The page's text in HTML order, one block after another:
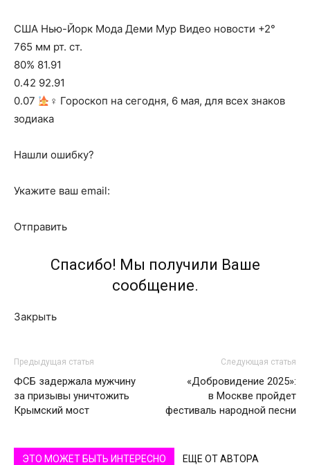
США Нью-Йорк Мода Деми Мур Видео новости +2°
765 мм рт. ст.
80% 81.91
0.42 92.91
0.07
‍♀ Гороскоп на сегодня, 6 мая, для всех знаков
зодиака
Нашли ошибку?
Укажите ваш email:
Отправить
Спасибо! Мы получили Ваше
сообщение.
Закрыть
Предыдущая статья
ФСБ задержала мужчину
за призывы уничтожить
Крымский мост
Следующая статья
«Добровидение 2025»:
в Москве пройдет
фестиваль народной песни
ЭТО МОЖЕТ БЫТЬ ИНТЕРЕСНО ЕЩЕ ОТ АВТОРА